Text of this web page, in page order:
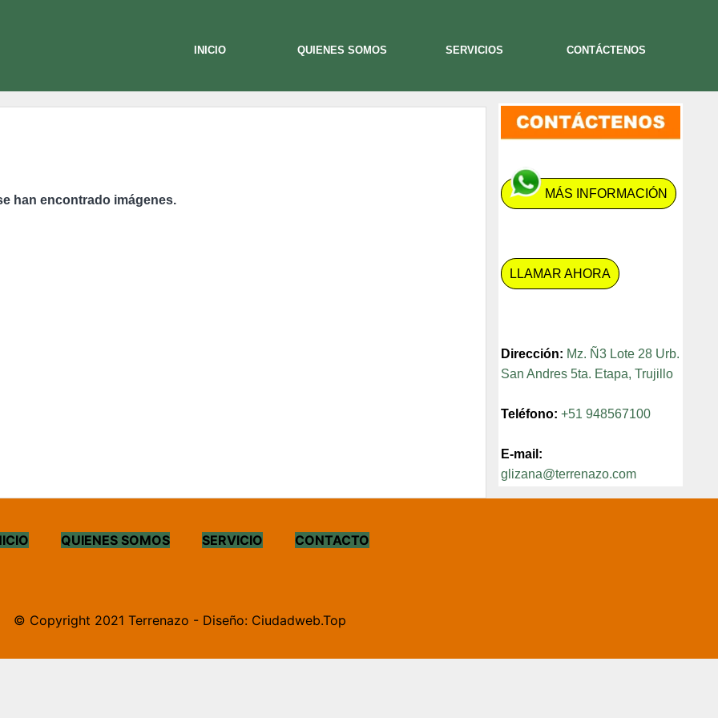
INICIO QUIENES SOMOS SERVICIOS CONTÁCTENOS
han encontrado imágenes. MÁS INFORMACIÓN
LLAMAR AHORA
Dirección: Mz. Ñ3 Lote 28 Urb.
San Andres 5ta. Etapa, Trujillo
Teléfono: +51 948567100
E-mail:
glizana@terrenazo.com
QUIENES SOMOS SERVICIO CONTACTO
© Copyright 2021 Terrenazo - Diseño: Ciudadweb.Top